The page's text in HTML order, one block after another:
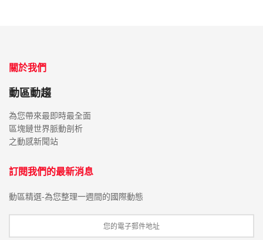
關於我們
動區動趨
為您帶來最即時最全面
區塊鏈世界脈動剖析
之動感新聞站
訂閱我們的最新消息
動區精選-為您整理一週間的國際動態